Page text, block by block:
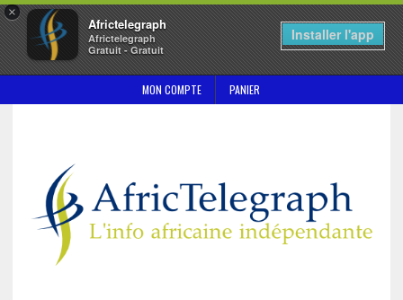
×
Africtelegraph
Africtelegraph
Gratuit - Gratuit
Installer l'app
MON COMPTE PANIER